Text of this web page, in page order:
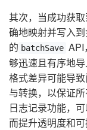
其次，当成功获
确地映射并写入
的 batchSave API
够迅速且有序地
格式差异可能导
与转换，以保证
日志记录功能，
而提升透明度和可